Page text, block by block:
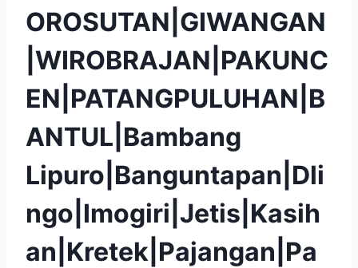
OROSUTAN|GIWANGAN
|WIROBRAJAN|PAKUNC
EN|PATANGPULUHAN|B
ANTUL|Bambang
Lipuro|Banguntapan|Dli
ngo|Imogiri|Jetis|Kasih
an|Kretek|Pajangan|Pa